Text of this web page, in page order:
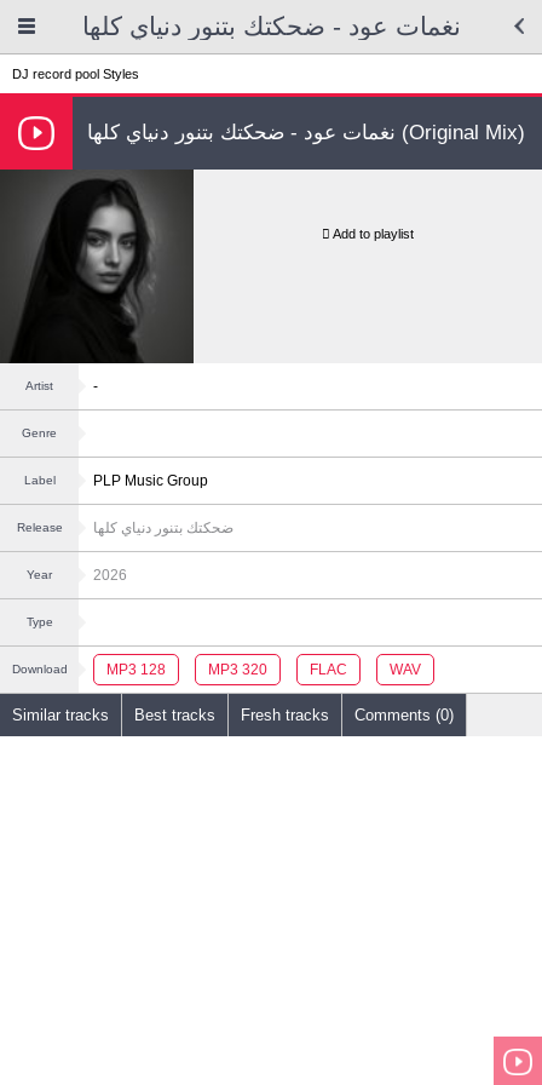
نغمات عود - ضحكتك بتنور دنياي كلها
DJ record pool Styles
نغمات عود - ضحكتك بتنور دنياي كلها (Original Mix)
Add to playlist
Artist -
Genre
Label PLP Music Group
Release ضحكتك بتنور دنياي كلها
Year 2026
Type
Download MP3 128 MP3 320 FLAC WAV
Similar tracks Best tracks Fresh tracks Comments (0)